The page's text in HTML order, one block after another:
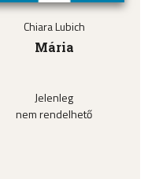
Chiara Lubich
Mária
Jelenleg
nem rendelhető